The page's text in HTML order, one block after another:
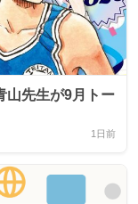
山先生が9月トー
1日前